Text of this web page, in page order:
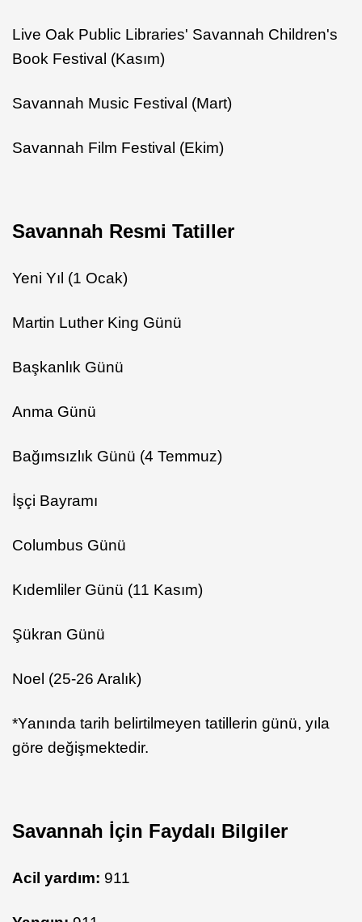
Live Oak Public Libraries' Savannah Children's
Book Festival (Kasım)
Savannah Music Festival (Mart)
Savannah Film Festival (Ekim)
Savannah Resmi Tatiller
Yeni Yıl (1 Ocak)
Martin Luther King Günü
Başkanlık Günü
Anma Günü
Bağımsızlık Günü (4 Temmuz)
İşçi Bayramı
Columbus Günü
Kıdemliler Günü (11 Kasım)
Şükran Günü
Noel (25-26 Aralık)
*Yanında tarih belirtilmeyen tatillerin günü, yıla
göre değişmektedir.
Savannah İçin Faydalı Bilgiler
Acil yardım: 911